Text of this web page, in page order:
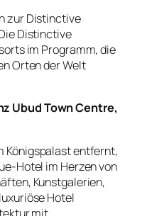
zur Distinctive
Distinctive
im Programm, die
Orten der Welt
Ubud Town Centre,
Königspalast entfernt,
Hotel im Herzen von
Kunstgalerien,
Hotel